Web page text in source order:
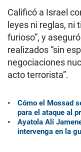
Calificó a Israel
leyes ni reglas, ni
furioso”, y
realizados “sin
negociaciones
acto terrorista”.
Cómo el Mossad
para el ataque al
Ayatola Alí
intervenga en la